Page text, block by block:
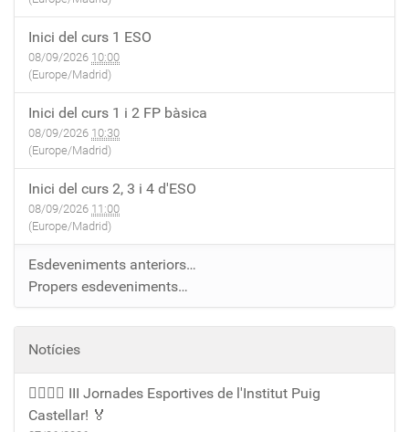
Inici del curs 1 ESO
08/09/2026 10:00
(Europe/Madrid)
Inici del curs 1 i 2 FP bàsica
08/09/2026 10:30
(Europe/Madrid)
Inici del curs 2, 3 i 4 d'ESO
08/09/2026 11:00
(Europe/Madrid)
Esdeveniments anteriors…
Propers esdeveniments…
Notícies
🏃‍♀️🏃‍♂️ III Jornades Esportives de l'Institut Puig
Castellar! 🏅